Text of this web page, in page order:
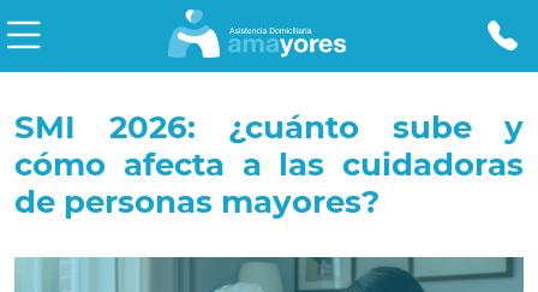
SMI 2026: ¿cuánto sube y
cómo afecta a las cuidadoras
de personas mayores?